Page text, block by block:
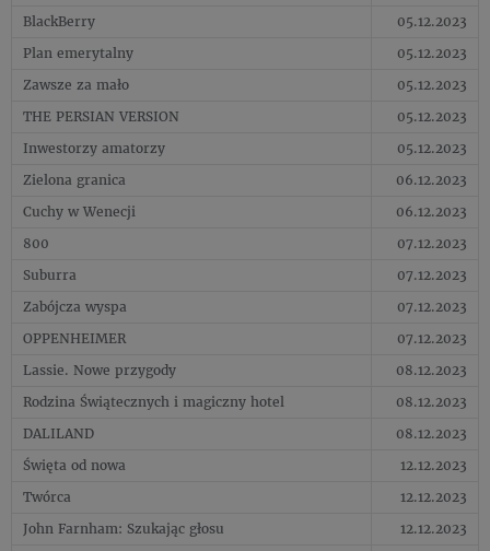
BlackBerry
05.12.2023
Plan emerytalny
05.12.2023
Zawsze za mało
05.12.2023
THE PERSIAN VERSION
05.12.2023
Inwestorzy amatorzy
05.12.2023
Zielona granica
06.12.2023
Cuchy w Wenecji
06.12.2023
800
07.12.2023
Suburra
07.12.2023
Zabójcza wyspa
07.12.2023
OPPENHEIMER
07.12.2023
Lassie. Nowe przygody
08.12.2023
Rodzina Świątecznych i magiczny hotel
08.12.2023
DALILAND
08.12.2023
Święta od nowa
12.12.2023
Twórca
12.12.2023
John Farnham: Szukając głosu
12.12.2023